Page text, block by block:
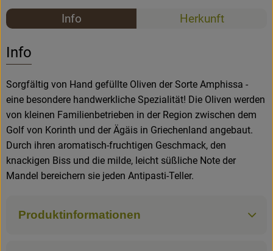
Rezepte
Info Herkunft
Info
Sorgfältig von Hand gefüllte Oliven der Sorte Amphissa -
eine besondere handwerkliche Spezialität! Die Oliven werden
von kleinen Familienbetrieben in der Region zwischen dem
Golf von Korinth und der Ägäis in Griechenland angebaut.
Durch ihren aromatisch-fruchtigen Geschmack, den
knackigen Biss und die milde, leicht süßliche Note der
Mandel bereichern sie jeden Antipasti-Teller.
Produktinformationen